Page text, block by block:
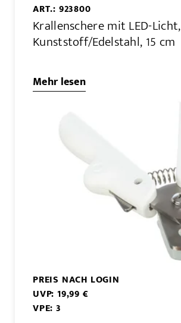
ART.: 923800
Krallenschere mit LED-Licht,
Kunststoff/Edelstahl, 15 cm
Mehr lesen
PREIS NACH LOGIN
UVP: 19,99 €
VPE: 3